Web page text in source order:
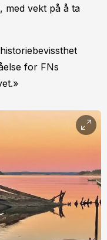
med vekt på å ta
for FNs